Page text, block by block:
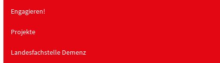
Engagieren!
Projekte
Landesfachstelle Demenz